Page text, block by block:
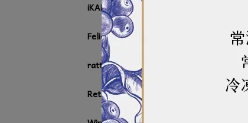
iKAPE 咖啡配件系列
Felicita
rattleware
Retigo